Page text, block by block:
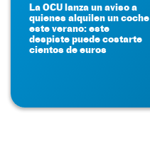
La OCU lanza un aviso a
quienes alquilen un coche
este verano: este
despiste puede costarte
cientos de euros